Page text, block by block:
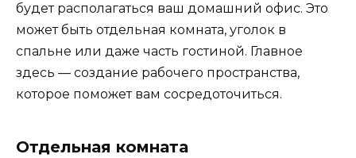
будет располагаться ваш домашний офис. Это
может быть отдельная комната, уголок в
спальне или даже часть гостиной. Главное
здесь — создание рабочего пространства,
которое поможет вам сосредоточиться.
Отдельная комната